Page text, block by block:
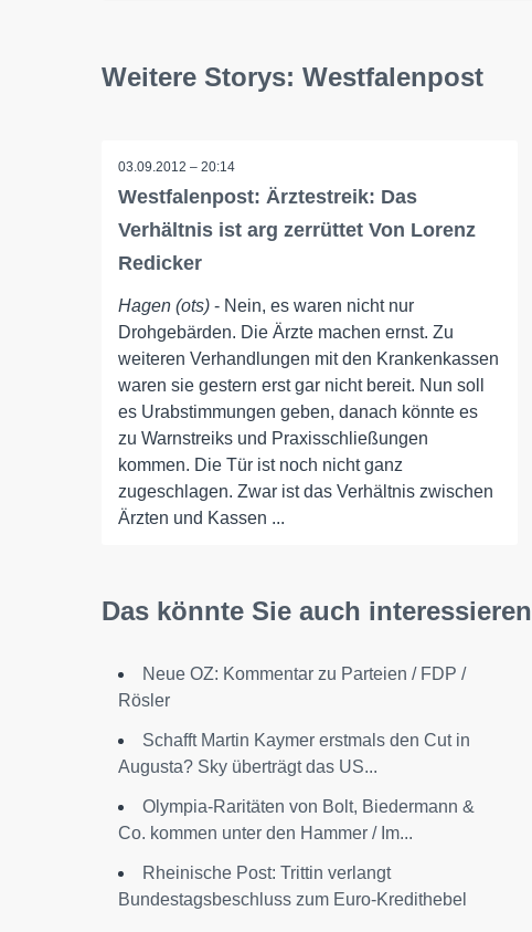
Weitere Storys: Westfalenpost
03.09.2012 – 20:14
Westfalenpost: Ärztestreik: Das
Verhältnis ist arg zerrüttet Von Lorenz
Redicker
Hagen (ots) - Nein, es waren nicht nur
Drohgebärden. Die Ärzte machen ernst. Zu
weiteren Verhandlungen mit den Krankenkassen
waren sie gestern erst gar nicht bereit. Nun soll
es Urabstimmungen geben, danach könnte es
zu Warnstreiks und Praxisschließungen
kommen. Die Tür ist noch nicht ganz
zugeschlagen. Zwar ist das Verhältnis zwischen
Ärzten und Kassen ...
Das könnte Sie auch interessieren
Neue OZ: Kommentar zu Parteien / FDP /
Rösler
Schafft Martin Kaymer erstmals den Cut in
Augusta? Sky überträgt das US...
Olympia-Raritäten von Bolt, Biedermann &
Co. kommen unter den Hammer / Im...
Rheinische Post: Trittin verlangt
Bundestagsbeschluss zum Euro-Kredithebel